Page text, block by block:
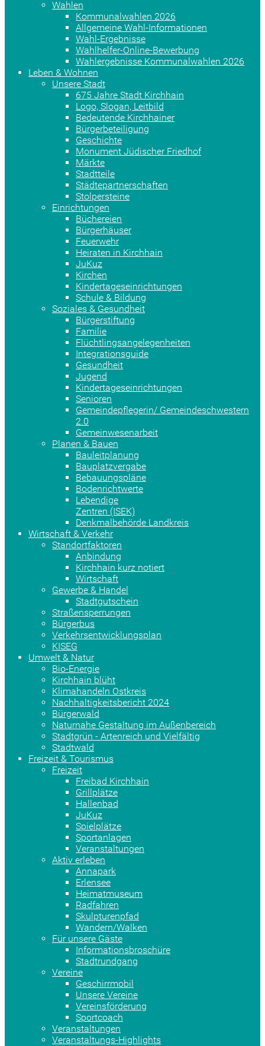
Wahlen
Kommunalwahlen 2026
Allgemeine Wahl-Informationen
Wahl-Ergebnisse
Wahlhelfer-Online-Bewerbung
Wahlergebnisse Kommunalwahlen 2026
Leben & Wohnen
Unsere Stadt
675 Jahre Stadt Kirchhain
Logo, Slogan, Leitbild
Bedeutende Kirchhainer
Bürgerbeteiligung
Geschichte
Monument Jüdischer Friedhof
Märkte
Stadtteile
Städtepartnerschaften
Stolpersteine
Einrichtungen
Büchereien
Bürgerhäuser
Feuerwehr
Heiraten in Kirchhain
JuKuz
Kirchen
Kindertageseinrichtungen
Schule & Bildung
Soziales & Gesundheit
Bürgerstiftung
Familie
Flüchtlingsangelegenheiten
Integrationsguide
Gesundheit
Jugend
Kindertageseinrichtungen
Senioren
Gemeindepflegerin/ Gemeindeschwestern
2.0
Gemeinwesenarbeit
Planen & Bauen
Bauleitplanung
Bauplatzvergabe
Bebauungspläne
Bodenrichtwerte
Lebendige
Zentren (ISEK)
Denkmalbehörde Landkreis
Wirtschaft & Verkehr
Standortfaktoren
Anbindung
Kirchhain kurz notiert
Wirtschaft
Gewerbe & Handel
Stadtgutschein
Straßensperrungen
Bürgerbus
Verkehrsentwicklungsplan
KISEG
Umwelt & Natur
Bio-Energie
Kirchhain blüht
Klimahandeln Ostkreis
Nachhaltigkeitsbericht 2024
Bürgerwald
Naturnahe Gestaltung im Außenbereich
Stadtgrün - Artenreich und Vielfältig
Stadtwald
Freizeit & Tourismus
Freizeit
Freibad Kirchhain
Grillplätze
Hallenbad
JuKuz
Spielplätze
Sportanlagen
Veranstaltungen
Aktiv erleben
Annapark
Erlensee
Heimatmuseum
Radfahren
Skulpturenpfad
Wandern/Walken
Für unsere Gäste
Informationsbroschüre
Stadtrundgang
Vereine
Geschirrmobil
Unsere Vereine
Vereinsförderung
Sportcoach
Veranstaltungen
Veranstaltungs-Highlights